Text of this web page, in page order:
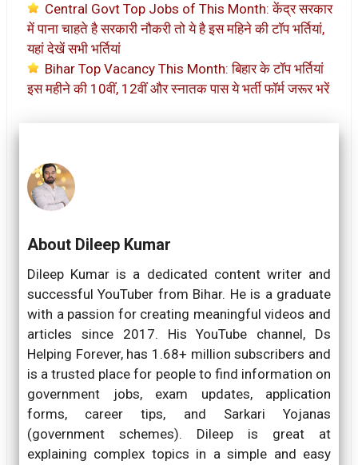
Central Govt Top Jobs of This Month: केंद्र सरकार
में पाना चाहते है सरकारी नौकरी तो ये है इस महिने की टॉप भर्तियां,
यहां देखें सभी भर्तियां
Bihar Top Vacancy This Month: बिहार के टॉप भर्तियां
इस महीने की 10वीं, 12वीं और स्नातक पास ये भर्ती फॉर्म जरूर भरें
About Dileep Kumar
Dileep Kumar is a dedicated content writer and
successful YouTuber from Bihar. He is a graduate
with a passion for creating meaningful videos and
articles since 2017. His YouTube channel, Ds
Helping Forever, has 1.68+ million subscribers and
is a trusted place for people to find information on
government jobs, exam updates, application
forms, career tips, and Sarkari Yojanas
(government schemes). Dileep is great at
explaining complex topics in a simple and easy